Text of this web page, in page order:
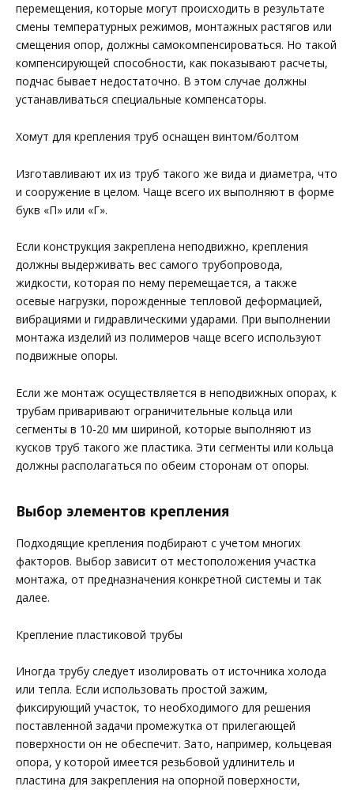
перемещения, которые могут происходить в результате
смены температурных режимов, монтажных растягов или
смещения опор, должны самокомпенсироваться. Но такой
компенсирующей способности, как показывают расчеты,
подчас бывает недостаточно. В этом случае должны
устанавливаться специальные компенсаторы.
Хомут для крепления труб оснащен винтом/болтом
Изготавливают их из труб такого же вида и диаметра, что
и сооружение в целом. Чаще всего их выполняют в форме
букв «П» или «Г».
Если конструкция закреплена неподвижно, крепления
должны выдерживать вес самого трубопровода,
жидкости, которая по нему перемещается, а также
осевые нагрузки, порожденные тепловой деформацией,
вибрациями и гидравлическими ударами. При выполнении
монтажа изделий из полимеров чаще всего используют
подвижные опоры.
Если же монтаж осуществляется в неподвижных опорах, к
трубам приваривают ограничительные кольца или
сегменты в 10-20 мм шириной, которые выполняют из
кусков труб такого же пластика. Эти сегменты или кольца
должны располагаться по обеим сторонам от опоры.
Выбор элементов крепления
Подходящие крепления подбирают с учетом многих
факторов. Выбор зависит от местоположения участка
монтажа, от предназначения конкретной системы и так
далее.
Крепление пластиковой трубы
Иногда трубу следует изолировать от источника холода
или тепла. Если использовать простой зажим,
фиксирующий участок, то необходимого для решения
поставленной задачи промежутка от прилегающей
поверхности он не обеспечит. Зато, например, кольцевая
опора, у которой имеется резьбовой удлинитель и
пластина для закрепления на опорной поверхности,